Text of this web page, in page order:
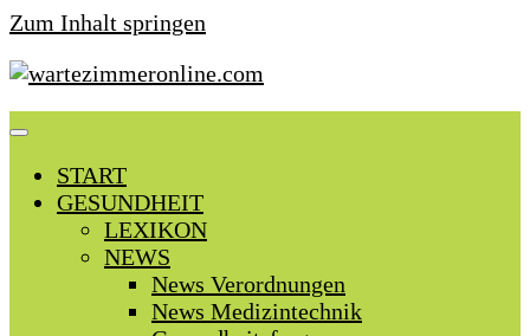
Zum Inhalt springen
START
GESUNDHEIT
LEXIKON
NEWS
News Verordnungen
News Medizintechnik